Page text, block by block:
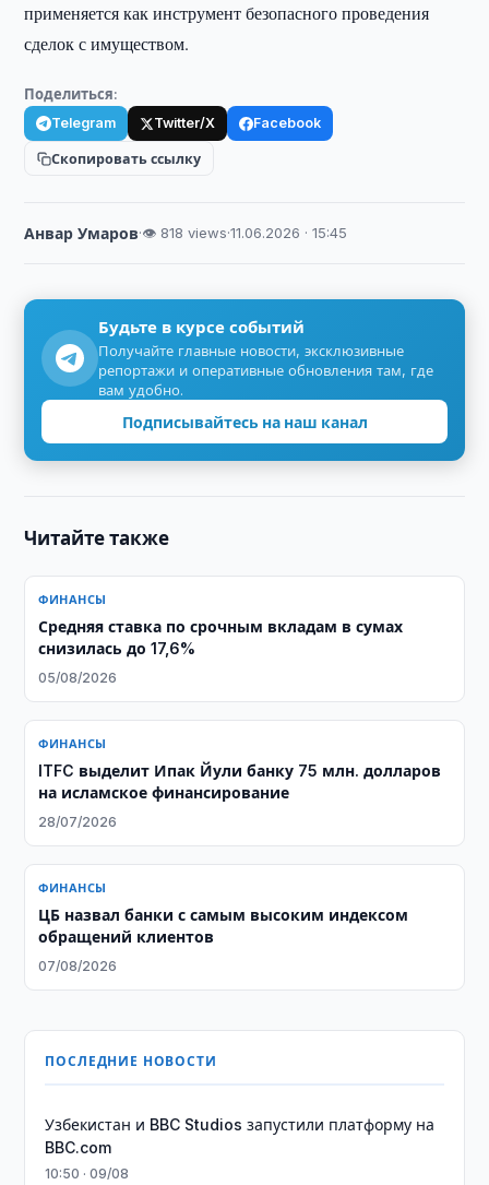
применяется как инструмент безопасного проведения
сделок с имуществом.
Поделиться:
Telegram Twitter/X Facebook
Скопировать ссылку
Анвар Умаров·👁 818 views·11.06.2026 · 15:45
Будьте в курсе событий
Получайте главные новости, эксклюзивные
репортажи и оперативные обновления там, где
вам удобно.
Подписывайтесь на наш канал
Читайте также
ФИНАНСЫ
Средняя ставка по срочным вкладам в сумах
снизилась до 17,6%
05/08/2026
ФИНАНСЫ
ITFC выделит Ипак Йули банку 75 млн. долларов
на исламское финансирование
28/07/2026
ФИНАНСЫ
ЦБ назвал банки с самым высоким индексом
обращений клиентов
07/08/2026
ПОСЛЕДНИЕ НОВОСТИ
Узбекистан и BBC Studios запустили платформу на
BBC.com
10:50 · 09/08